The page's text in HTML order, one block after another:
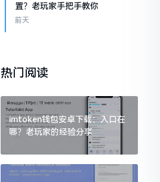
置？老玩家手把手教你
前天
热门阅读
imtoken钱包安卓下载：入口在
哪？老玩家的经验分享